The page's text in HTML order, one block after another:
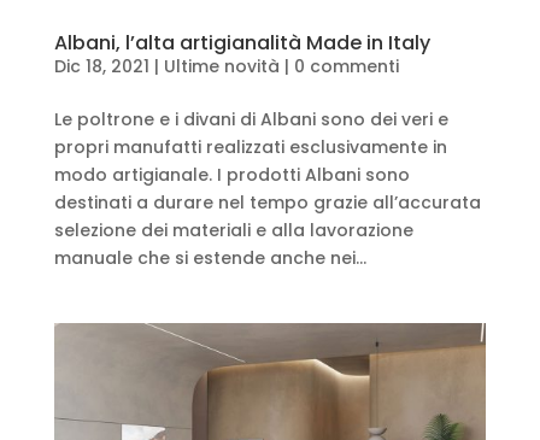
Albani, l’alta artigianalità Made in Italy
Dic 18, 2021 | Ultime novità | 0 commenti
Le poltrone e i divani di Albani sono dei veri e
propri manufatti realizzati esclusivamente in
modo artigianale. I prodotti Albani sono
destinati a durare nel tempo grazie all’accurata
selezione dei materiali e alla lavorazione
manuale che si estende anche nei...